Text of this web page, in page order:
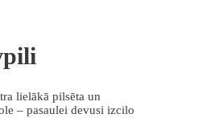
lielākā pilsēta un
– pasaulei devusi izcilo